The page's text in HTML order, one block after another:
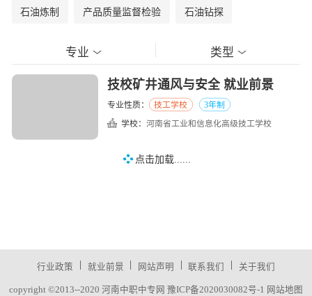
石油炼制 产品质量监督检验 石油钻探
专业 类型
技校矿井通风与安全 就业前景
专业性质： 技工学校
3年制
学校： 河南省工业和信息化高级技工学校
点击加载......
行业政策 就业前景 网站声明 联系我们 关于我们
copyright ©2013--2020 河南中职中专网 豫ICP备2020030082号-1 网站地图